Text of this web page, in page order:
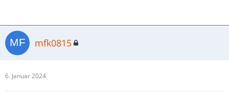
mfk0815
6. Januar 2024